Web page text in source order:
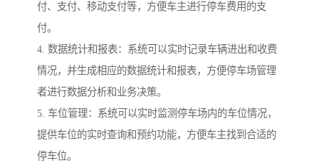
付、支付、移动支付等，方便车主进行停车费用的支
付。
4. 数据统计和报表：系统可以实时记录车辆进出和收费
情况，并生成相应的数据统计和报表，方便停车场管理
者进行数据分析和业务决策。
5. 车位管理：系统可以实时监测停车场内的车位情况，
提供车位的实时查询和预约功能，方便车主找到合适的
停车位。